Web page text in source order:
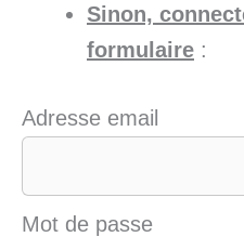
Sinon,
formulaire :
Adresse email
Mot de passe